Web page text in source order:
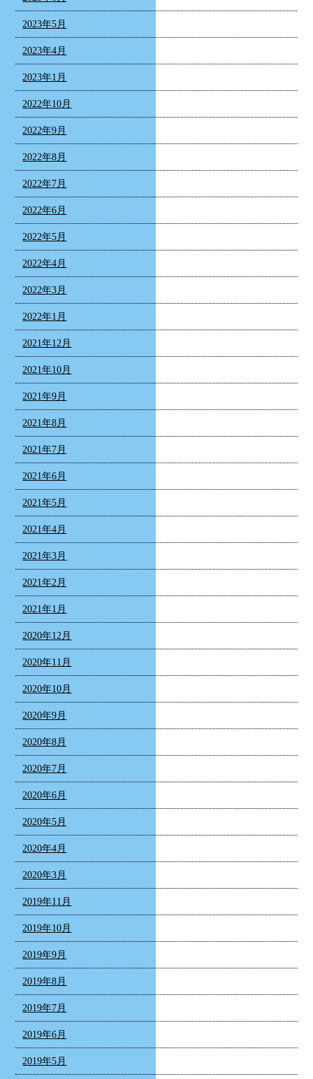
2023年5月
2023年4月
2023年1月
2022年10月
2022年9月
2022年8月
2022年7月
2022年6月
2022年5月
2022年4月
2022年3月
2022年1月
2021年12月
2021年10月
2021年9月
2021年8月
2021年7月
2021年6月
2021年5月
2021年4月
2021年3月
2021年2月
2021年1月
2020年12月
2020年11月
2020年10月
2020年9月
2020年8月
2020年7月
2020年6月
2020年5月
2020年4月
2020年3月
2019年11月
2019年10月
2019年9月
2019年8月
2019年7月
2019年6月
2019年5月